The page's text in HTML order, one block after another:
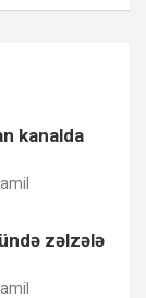
kanalda
zəlzələ